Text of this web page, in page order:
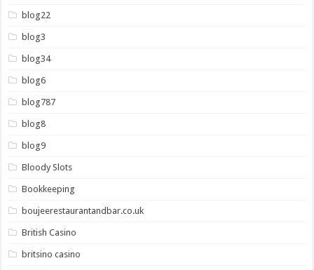
blog22
blog3
blog34
blog6
blog787
blog8
blog9
Bloody Slots
Bookkeeping
boujeerestaurantandbar.co.uk
British Casino
britsino casino